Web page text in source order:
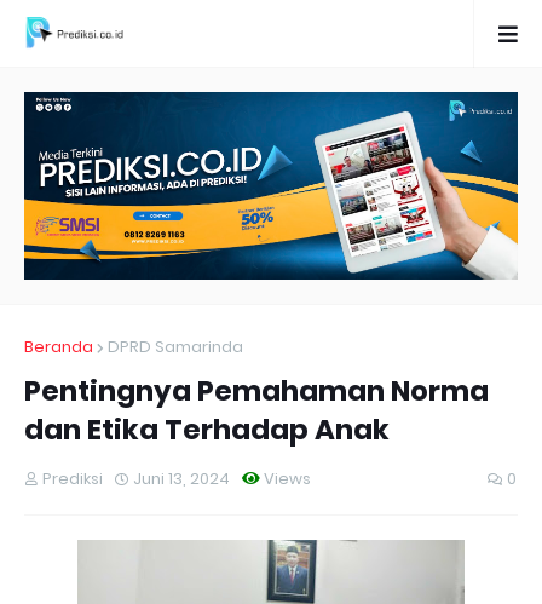
Beranda DPRD Samarinda
Pentingnya Pemahaman Norma
dan Etika Terhadap Anak
Prediksi Views
Juni 13, 2024 0